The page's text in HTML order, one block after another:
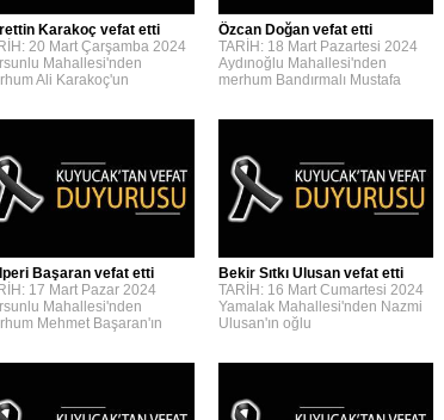
Karakoç vefat etti
20 Mart Çarşamba 2024
Mahallesi'nden
Ali Karakoç'un
Özcan Doğan vefat etti
TARİH: 18 Mart Pazartesi 2024
Aydınoğlu Mahallesi'nden
merhum Bandırmalı Mustafa
Başaran vefat etti
17 Mart Pazar 2024
Mahallesi'nden
Mehmet Başaran'ın
Bekir Sıtkı Ulusan vefat etti
TARİH: 16 Mart Cumartesi 2024
Yamalak Mahallesi'nden Nazmi
Ulusan'ın oğlu